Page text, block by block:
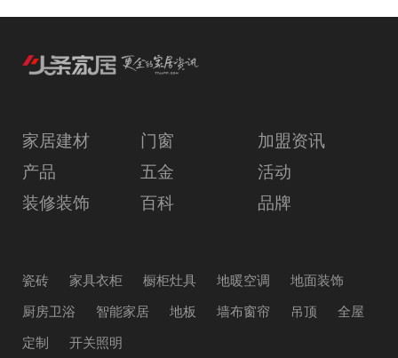
家居建材 门窗
加盟资讯
产品
五金
活动
装修装饰
百科 品牌
瓷砖 家具衣柜 橱柜灶具 地暖空调
地面装饰
厨房卫浴
智能家居 地板 墙布窗帘 吊顶
全屋
定制
开关照明